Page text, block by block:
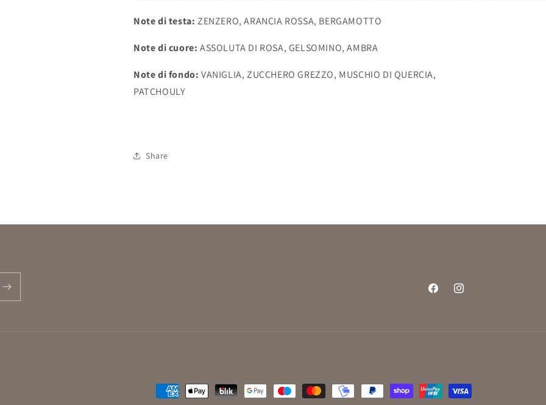
Note di testa: ZENZERO, ARANCIA ROSSA, BERGAMOTTO
Note di cuore: ASSOLUTA DI ROSA, GELSOMINO, AMBRA
Note di fondo: VANIGLIA, ZUCCHERO GREZZO, MUSCHIO DI QUERCIA,
PATCHOULY
Share
FacebookInstagram
Metodi